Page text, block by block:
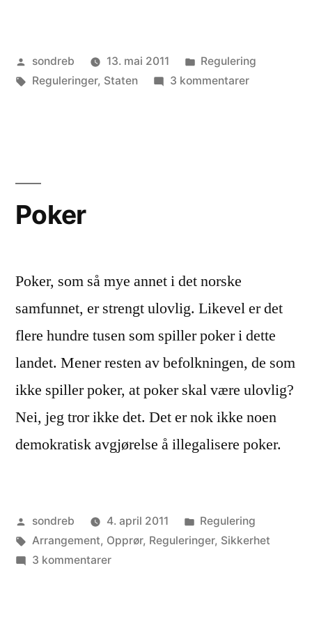
Publisert
av
sondreb 13. mai 2011
Publisert
i
Regulering
Stikkord:
Reguleringer, Staten 3 kommentarertil
Poker
Poker, som så mye annet i det norske
samfunnet, er strengt ulovlig. Likevel er det
flere hundre tusen som spiller poker i dette
landet. Mener resten av befolkningen, de som
ikke spiller poker, at poker skal være ulovlig?
Nei, jeg tror ikke det. Det er nok ikke noen
demokratisk avgjørelse å illegalisere poker.
Publisert
av
sondreb 4. april 2011
Publisert
i
Regulering
Stikkord:
Arrangement, Opprør, Reguleringer, Sikkerhet
3 kommentarertil